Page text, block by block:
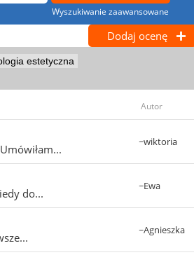
Wyszukiwanie zaawansowane
Dodaj ocenę
estetyczna
Autor
~wiktoria
do...
~Ewa
~Agnieszka